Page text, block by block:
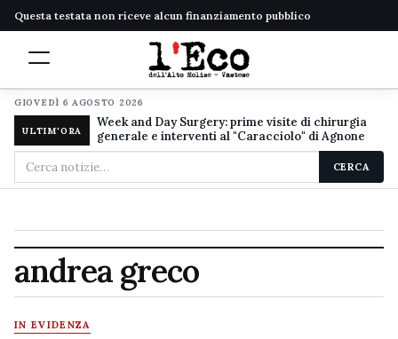
Questa testata non riceve alcun finanziamento pubblico
GIOVEDÌ 6 AGOSTO 2026
ULTIM'ORA
Week and Day Surgery: prime visite di chirurgia
generale e interventi al "Caracciolo" di Agnone
Cerca
nel
CERCA
andrea greco
IN EVIDENZA